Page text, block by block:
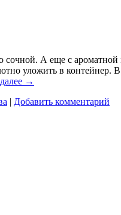
А еще с
уложить в контейнер.
→
| Добавить комментарий